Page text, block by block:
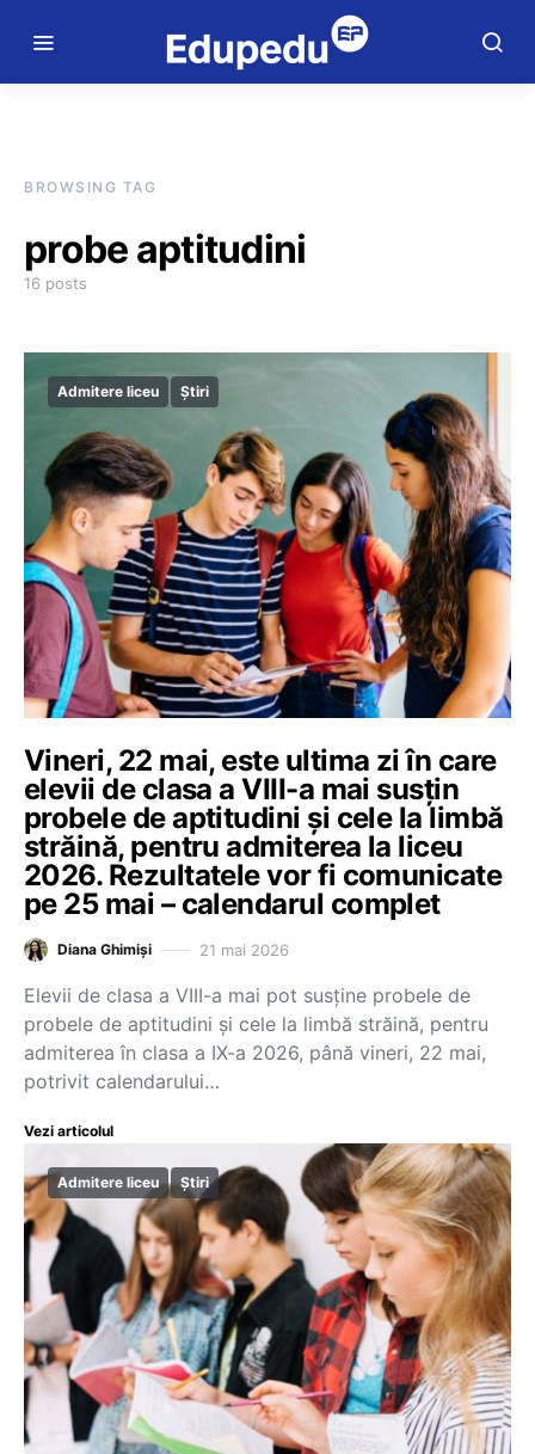
BROWSING TAG
probe aptitudini
16 posts
Admitere liceu Știri
Vineri, 22 mai, este ultima zi în care
elevii de clasa a VIII-a mai susțin
probele de aptitudini și cele la limbă
străină, pentru admiterea la liceu
2026. Rezultatele vor fi comunicate
pe 25 mai – calendarul complet
Diana Ghimiși 21 mai 2026
Elevii de clasa a VIII-a mai pot susține probele de
probele de aptitudini și cele la limbă străină, pentru
admiterea în clasa a IX-a 2026, până vineri, 22 mai,
potrivit calendarului…
Vezi articolul
Admitere liceu Știri